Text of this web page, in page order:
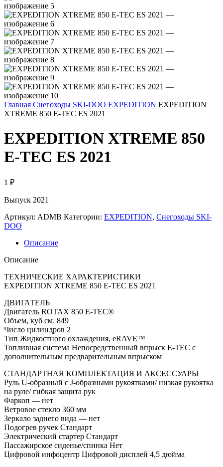
Главная Снегоходы SKI-DOO EXPEDITION EXPEDITION
XTREME 850 E-TEC ES 2021
EXPEDITION XTREME 850
E-TEC ES 2021
1 ₽
Выпуск 2021
Артикул: ADMB Категории: EXPEDITION, Снегоходы SKI-
DOO
Описание
Описание
ТЕХНИЧЕСКИЕ ХАРАКТЕРИСТИКИ
EXPEDITION XTREME 850 E-TEC ES 2021
ДВИГАТЕЛЬ
Двигатель ROTAX 850 E-TEC®
Объем, куб см. 849
Число цилиндров 2
Тип Жидкостного охлаждения, eRAVE™
Топливная система Непосредственный впрыск E-TEC с
дополнительным предварительным впрыском
СТАНДАРТНАЯ КОМПЛЕКТАЦИЯ И АКСЕССУАРЫ
Руль U-образный с J-образными рукоятками/ низкая рукоятка
на руле/ гибкая защита рук
Фаркоп — нет
Ветровое стекло 360 мм
Зеркало заднего вида — нет
Подогрев ручек Стандарт
Электрический стартер Стандарт
Пассажирское сиденье/спинка Нет
Цифровой инфоцентр Цифровой дисплей 4,5 дюйма